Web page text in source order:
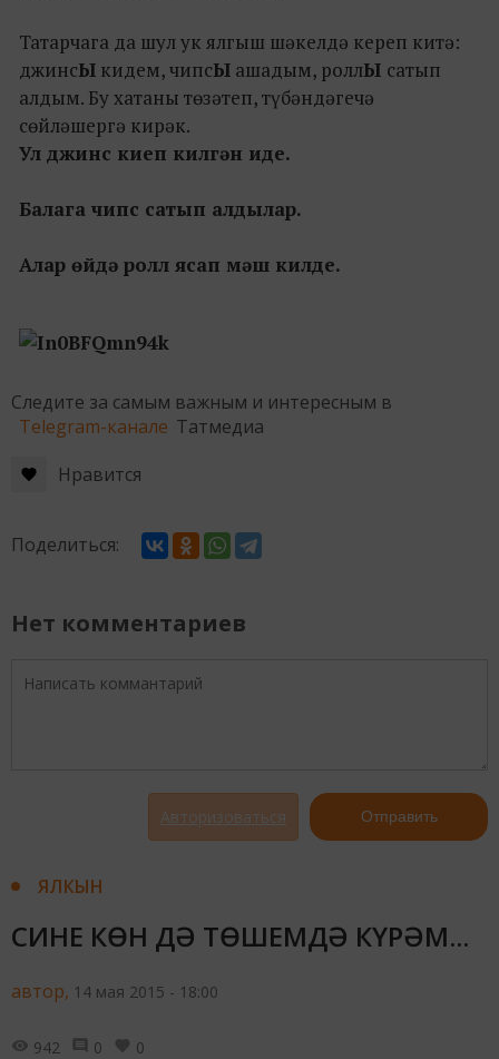
Татарчага да шул ук ялгыш шәкелдә кереп китә:
джинсЫ кидем, чипсЫ ашадым, роллЫ сатып
алдым. Бу хатаны төзәтеп, түбәндәгечә
сөйләшергә кирәк.
Ул джинс киеп килгән иде.
Балага чипс сатып алдылар.
Алар өйдә ролл ясап мәш килде.
Следите за самым важным и интересным в
Telegram-канале Татмедиа
Нравится
Поделиться:
Нет комментариев
Авторизоваться Отправить
ЯЛКЫН
СИНЕ КӨН ДӘ ТӨШЕМДӘ КҮРӘМ...
автор, 14 мая 2015 - 18:00
942 0 0